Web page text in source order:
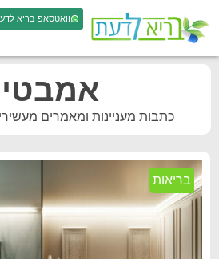
וואטסאפ בריא
כתבות מעניינות ומאמרים
בריאות